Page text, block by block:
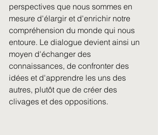
perspectives que nous sommes en
mesure d'élargir et d'enrichir notre
compréhension du monde qui nous
entoure. Le dialogue devient ainsi un
moyen d'échanger des
connaissances, de confronter des
idées et d'apprendre les uns des
autres, plutôt que de créer des
clivages et des oppositions.